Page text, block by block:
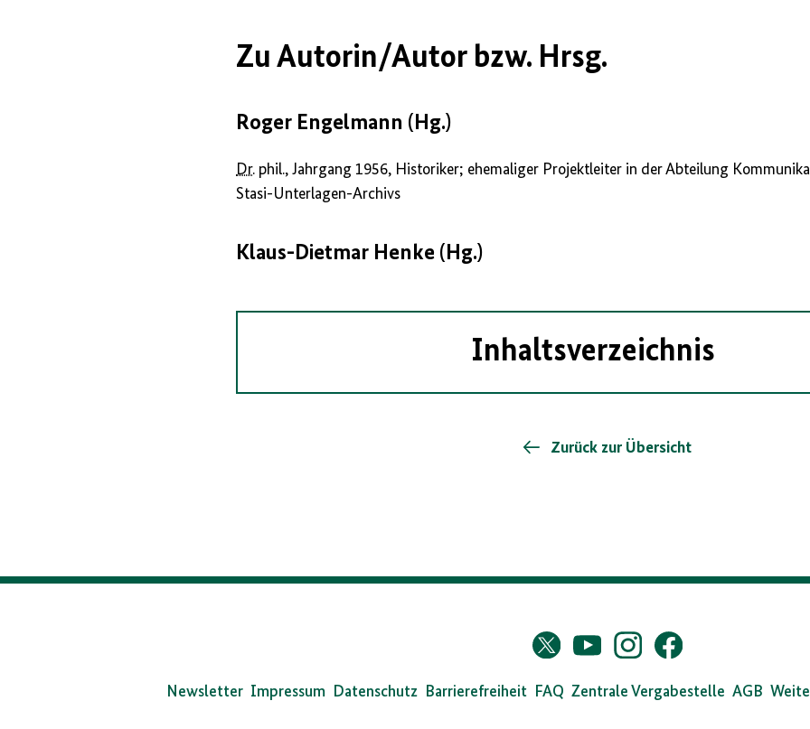
Zu Autorin/Autor bzw. Hrsg.
Roger Engelmann (Hg.)
Dr. phil., Jahrgang 1956, Historiker; ehemaliger Projektleiter in der Abteilung
Stasi-Unterlagen-Archivs
Klaus-Dietmar Henke (Hg.)
Inhaltsverzeichnis
Zurück zur Übersicht
Bundearchiv
Twitter
X
YouTubeInstagramFacebook
Newsletter Impressum Datenschutz Barrierefreiheit FAQ Zentrale Vergabestelle AGB